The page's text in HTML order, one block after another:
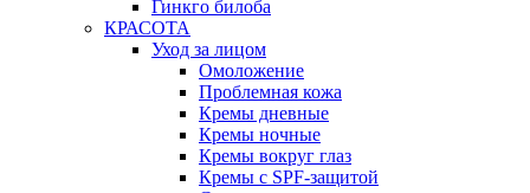
Гинкго билоба
КРАСОТА
Уход за лицом
Омоложение
Проблемная кожа
Кремы дневные
Кремы ночные
Кремы вокруг глаз
Кремы с SPF-защитой